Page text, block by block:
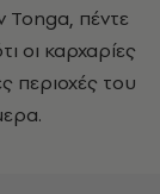
Tonga, πέντε
οι καρχαρίες
περιοχές του